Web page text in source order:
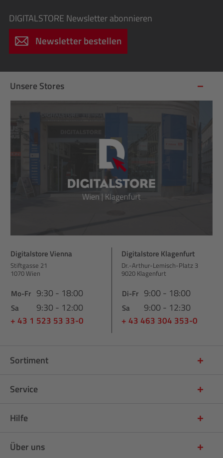
DIGITALSTORE Newsletter abonnieren
Newsletter bestellen
Unsere Stores
Digitalstore Vienna
Stiftgasse 21
1070 Wien
Mo-Fr 9:30 - 18:00
Sa 9:30 - 12:00
+ 43 1 523 53 33-0
Digitalstore Klagenfurt
Dr.-Arthur-Lemisch-Platz 3
9020 Klagenfurt
Di-Fr 9:00 - 18:00
Sa 9:00 - 12:30
+ 43 463 304 353-0
Sortiment
Service
Hilfe
Über uns